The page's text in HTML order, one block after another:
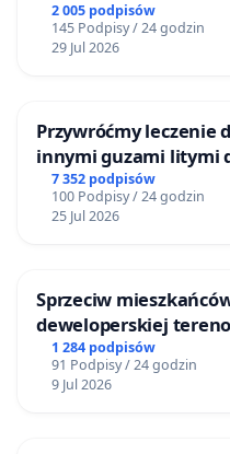
2 005 podpisów
145 Podpisy / 24 godzin
29 Jul 2026
Przywróćmy leczenie
innymi guzami litymi
Centrum Zdrowia
7 352 podpisów
100 Podpisy / 24 godzin
25 Jul 2026
Sprzeciw
deweloperskiej
Bulwarów
1 284 podpisów
91 Podpisy / 24 godzin
9 Jul 2026